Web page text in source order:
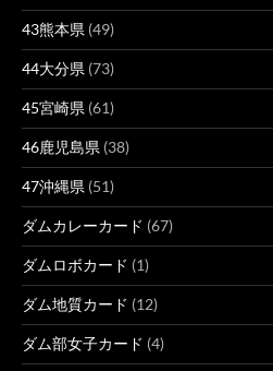
43熊本県 (49)
44大分県 (73)
45宮崎県 (61)
46鹿児島県 (38)
47沖縄県 (51)
ダムカレーカード (67)
ダムロボカード (1)
ダム地質カード (12)
ダム部女子カード (4)